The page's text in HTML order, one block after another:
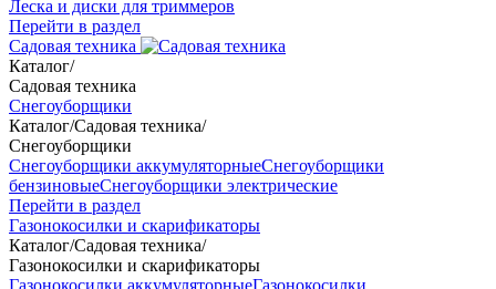
Леска и диски для триммеров
Перейти в раздел
Садовая техника
Каталог/
Садовая техника
Снегоуборщики
Каталог/Садовая техника/
Снегоуборщики
Снегоуборщики аккумуляторныеСнегоуборщики
бензиновыеСнегоуборщики электрические
Перейти в раздел
Газонокосилки и скарификаторы
Каталог/Садовая техника/
Газонокосилки и скарификаторы
Газонокосилки аккумуляторныеГазонокосилки